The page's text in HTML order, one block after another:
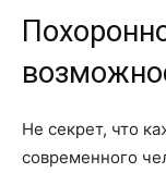
Не секрет, что
современного